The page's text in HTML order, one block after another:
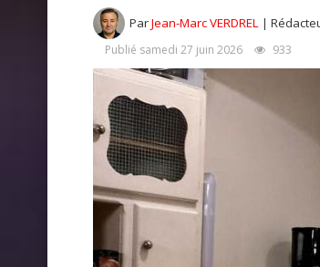
ParJean-Marc VERDREL |
Publié samedi 27 juin 2026 933